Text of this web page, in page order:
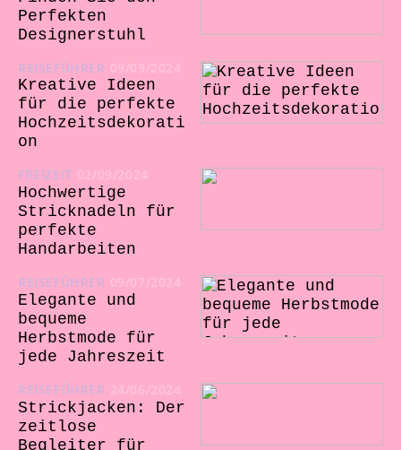
Perfekten
Designerstuhl
REISEFÜHRER 09/09/2024
Kreative Ideen
für die perfekte
Hochzeitsdekorati
on
FREIZEIT 02/09/2024
Hochwertige
Stricknadeln für
perfekte
Handarbeiten
REISEFÜHRER 09/07/2024
Elegante und
bequeme
Herbstmode für
jede Jahreszeit
REISEFÜHRER 24/06/2024
Strickjacken: Der
zeitlose
Begleiter für